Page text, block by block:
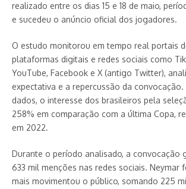
realizado entre os dias 15 e 18 de maio,
e sucedeu o anúncio oficial dos jogadores.
O estudo monitorou em tempo real portais
plataformas digitais e redes sociais como
YouTube, Facebook e X (antigo Twitter),
expectativa e a repercussão da
dados, o interesse dos brasileiros pela
258% em comparação com a última Copa,
em 2022.
Durante o período analisado, a convocação
633 mil menções nas redes sociais. Neymar
mais movimentou o público, somando 225